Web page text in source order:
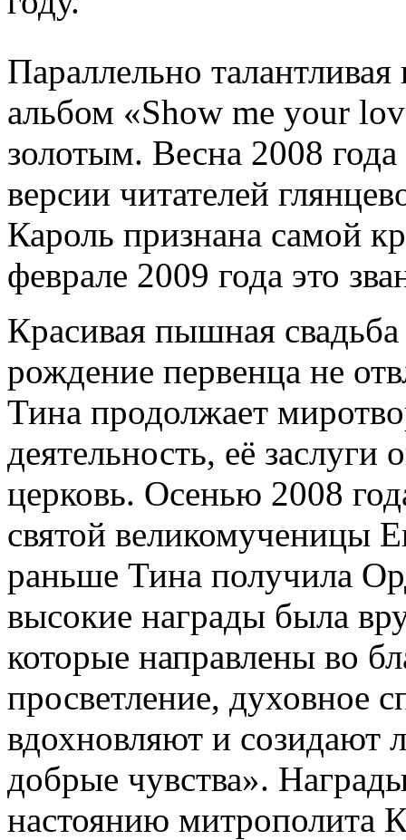
Параллельно
альбом «Show me your
золотым. Весна 2008
версии читателей
Кароль признана самой
феврале 2009 года это
Красивая пышная
рождение первенца не
Тина продолжает
деятельность, её заслуги
церковь. Осенью 2008
святой великомученицы
раньше Тина получила
высокие награды была
которые направлены во
просветление, духовное
вдохновляют и созидают
добрые чувства».
настоянию митрополита